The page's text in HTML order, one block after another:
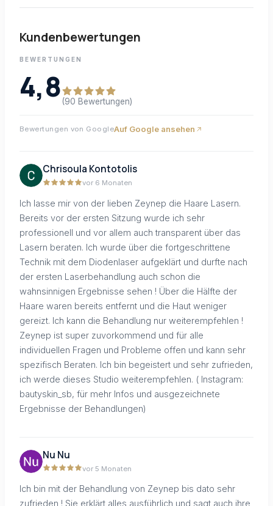
Kundenbewertungen
BEWERTUNGEN
4,8 (90 Bewertungen)
Bewertungen von GoogleAuf Google ansehen
Chrisoula Kontotolis
vor 6 Monaten
Ich lasse mir von der lieben Zeynep die Haare Lasern.
Bereits vor der ersten Sitzung wurde ich sehr
professionell und vor allem auch transparent über das
Lasern beraten. Ich wurde über die fortgeschrittene
Technik mit dem Diodenlaser aufgeklärt und durfte nach
der ersten Laserbehandlung auch schon die
wahnsinnigen Ergebnisse sehen ! Über die Hälfte der
Haare waren bereits entfernt und die Haut weniger
gereizt. Ich kann die Behandlung nur weiterempfehlen !
Zeynep ist super zuvorkommend und für alle
individuellen Fragen und Probleme offen und kann sehr
spezifisch Beraten. Ich bin begeistert und sehr zufrieden,
ich werde dieses Studio weiterempfehlen. ( Instagram:
bautyskin_sb, für mehr Infos und ausgezeichnete
Ergebnisse der Behandlungen)
Nu Nu
vor 5 Monaten
Ich bin mit der Behandlung von Zeynep bis dato sehr
zufrieden ! Sie erklärt alles ausführlich und sagt auch ihre